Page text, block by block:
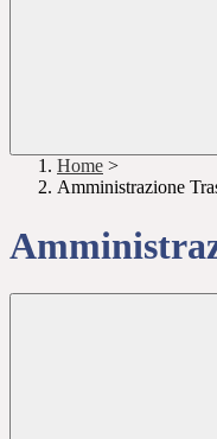
Home >
Amministrazione